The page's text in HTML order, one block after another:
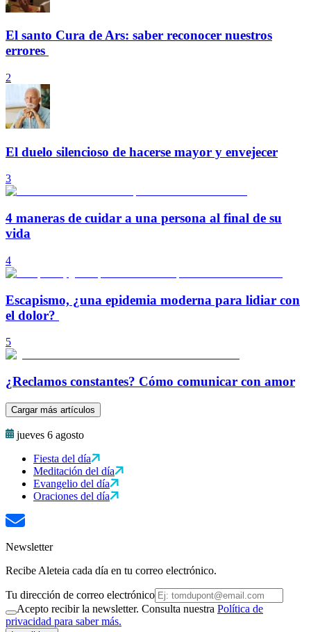
El santo Cura de Ars: saber reconocer nuestros
errores
2
El duelo silencioso de hacerse mayor y envejecer
3
4 maneras de cuidar a una persona al final de su
vida
4
Escapismo, ¿una epidemia moderna para lidiar con
el dolor?
5
¿Reclamos constantes? Cómo comunicar con amor
Cargar más artículos
jueves 6 agosto
Fiesta del día
Meditación del día
Evangelio del día
Oraciones del día
Newsletter
Recibe Aleteia cada día en tu correo electrónico.
Tu dirección de correo electrónico
Acepto recibir la newsletter. Consulta nuestra Política de
privacidad para saber más.